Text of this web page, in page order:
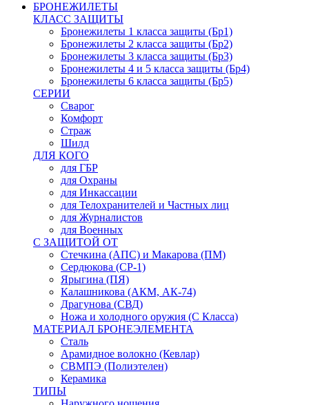
БРОНЕЖИЛЕТЫ
КЛАСС ЗАЩИТЫ
Бронежилеты 1 класса защиты (Бр1)
Бронежилеты 2 класса защиты (Бр2)
Бронежилеты 3 класса защиты (Бр3)
Бронежилеты 4 и 5 класса защиты (Бр4)
Бронежилеты 6 класса защиты (Бр5)
СЕРИИ
Сварог
Комфорт
Страж
Шилд
ДЛЯ КОГО
для ГБР
для Охраны
для Инкассации
для Телохранителей и Частных лиц
для Журналистов
для Военных
С ЗАЩИТОЙ ОТ
Стечкина (АПС) и Макарова (ПМ)
Сердюкова (СР-1)
Ярыгина (ПЯ)
Калашникова (АКМ, АК-74)
Драгунова (СВД)
Ножа и холодного оружия (С Класса)
МАТЕРИАЛ БРОНЕЭЛЕМЕНТА
Сталь
Арамидное волокно (Кевлар)
СВМПЭ (Полиэтелен)
Керамика
ТИПЫ